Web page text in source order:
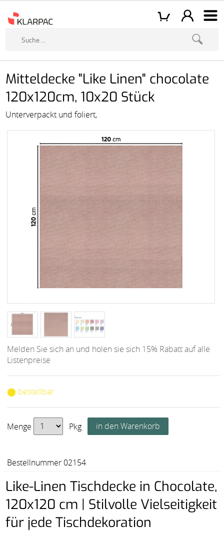
Mitteldecke "Like Linen" chocolate
120x120cm, 10x20 Stück
Unterverpackt und foliert,
Melden Sie sich an und holen sie sich 15% Rabatt auf alle
Listenpreise
⬤ bestellbar
Menge Pkg
Bestellnummer 02154
Like-Linen Tischdecke in Chocolate,
120x120 cm | Stilvolle Vielseitigkeit
für jede Tischdekoration